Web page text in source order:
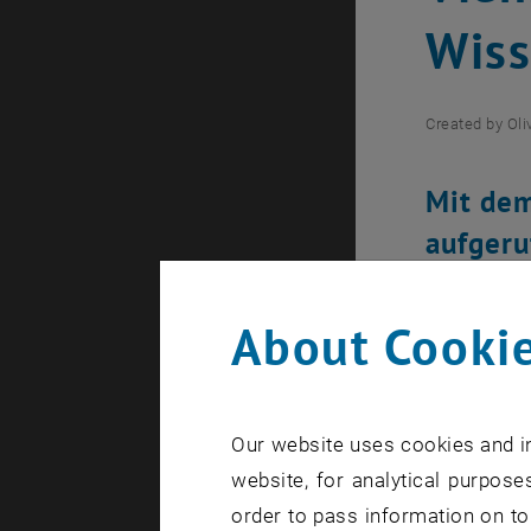
Created by
Mit
About
Our website uses cookies and
website, for analytical
order to pass information on